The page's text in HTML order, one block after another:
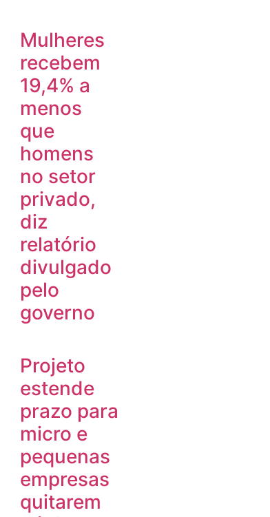
Mulheres
recebem
19,4% a
menos
que
homens
no setor
privado,
diz
relatório
divulgado
pelo
governo
Projeto
estende
prazo para
micro e
pequenas
empresas
quitarem